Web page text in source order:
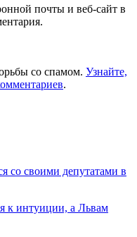
почты и веб-сайт в
со спамом. Узнайте,
.
со своими депутатами в
к интуиции, а Львам